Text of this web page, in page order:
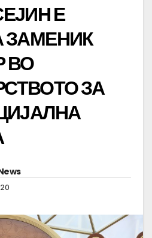
Е
ЗАМЕНИК
ВО
ЗА